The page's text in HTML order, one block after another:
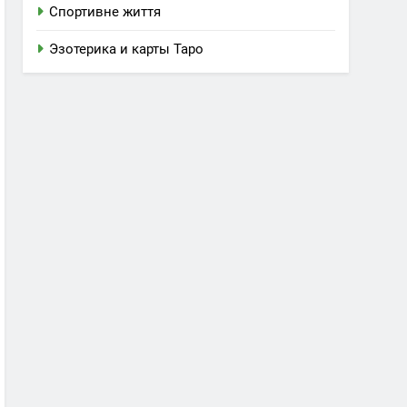
Спортивне життя
Эзотерика и карты Таро